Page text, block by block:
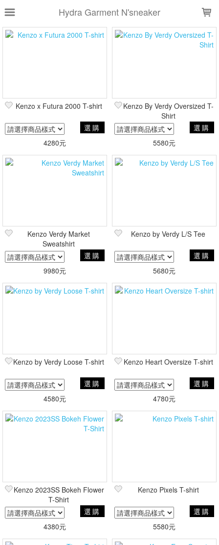
Hydra Garment N'sneaker
樣式尺寸篩選
全部樣式 白 黑 藍 灰
全部尺寸 XS S M
L
XXL
現貨商品
Kenzo x Futura 2000 T-shirt
選購
4280元
Kenzo By Verdy Oversized T-
Shirt
選購
5580元
Kenzo Verdy Market
Sweatshirt
選購
9980元
Kenzo by Verdy L/S Tee
選購
5680元
Kenzo by Verdy Loose T-shirt
選購
4580元
Kenzo Heart Oversize T-shirt
選購
4780元
Kenzo 2023SS Bokeh Flower
T-Shirt
選購
4380元
Kenzo Pixels T-shirt
選購
5580元